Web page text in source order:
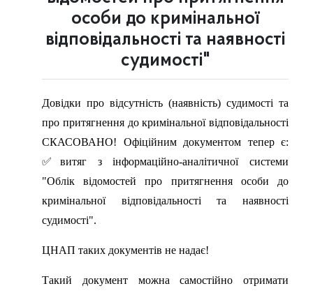
особи до кримінальної
відповідальності та наявності
судимості"
Довідки про відсутність (наявність) судимості та
про притягнення до кримінальної відповідальності
СКАСОВАНО! Офіційним документом тепер є:
✅витяг з інформаційно-аналітичної системи
"Облік відомостей про притягнення особи до
кримінальної відповідальності та наявності
судимості".
ЦНАП таких документів не надає!
Такий документ можна самостійно отримати